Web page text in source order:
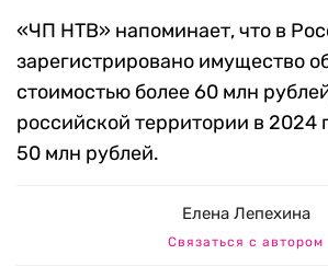
«ЧП НТВ» напоминает, что в
зарегистрировано имущество
стоимостью более 60 млн
российской территории в 2024
50 млн рублей.
Елена Лепехина
Связаться с автором